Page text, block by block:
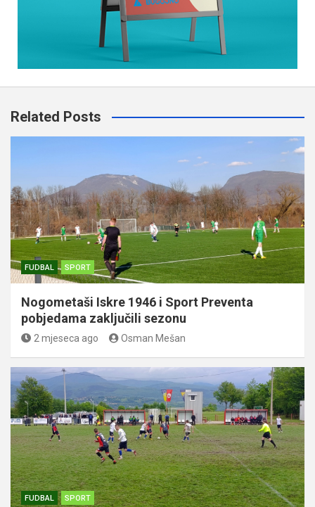
Related Posts
FUDBAL SPORT
Nogometaši Iskre 1946 i Sport Preventa
pobjedama zaključili sezonu
2 mjeseca ago Osman Mešan
FUDBAL SPORT